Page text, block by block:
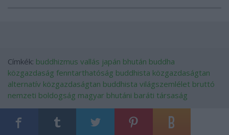
Címkék: buddhizmus vallás japán bhután buddha
közgazdaság fenntarthatóság buddhista közgazdaságtan
alternatív közgazdaságtan buddhista világszemlélet bruttó
nemzeti boldogság magyar bhutáni baráti társaság